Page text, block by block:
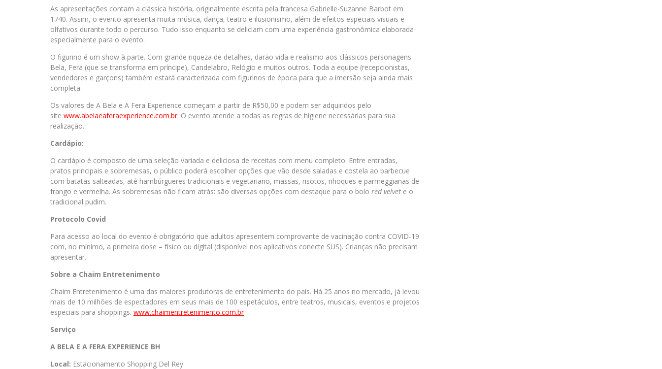
As apresentações contam a clássica história, originalmente escrita pela francesa Gabrielle-Suzanne Barbot em
1740. Assim, o evento apresenta muita música, dança, teatro e ilusionismo, além de efeitos especiais visuais e
olfativos durante todo o percurso. Tudo isso enquanto se deliciam com uma experiência gastronômica elaborada
especialmente para o evento.
O figurino é um show à parte. Com grande riqueza de detalhes, darão vida e realismo aos clássicos personagens
Bela, Fera (que se transforma em príncipe), Candelabro, Relógio e muitos outros. Toda a equipe (recepcionistas,
vendedores e garçons) também estará caracterizada com figurinos de época para que a imersão seja ainda mais
completa.
Os valores de A Bela e A Fera Experience começam a partir de R$50,00 e podem ser adquiridos pelo
site www.abelaeaferaexperience.com.br. O evento atende a todas as regras de higiene necessárias para sua
realização.
Cardápio:
O cardápio é composto de uma seleção variada e deliciosa de receitas com menu completo. Entre entradas,
pratos principais e sobremesas, o público poderá escolher opções que vão desde saladas e costela ao barbecue
com batatas salteadas, até hambúrgueres tradicionais e vegetariano, massas, risotos, nhoques e parmeggianas de
frango e vermelha. As sobremesas não ficam atrás: são diversas opções com destaque para o bolo red velvet e o
tradicional pudim.
Protocolo Covid
Para acesso ao local do evento é obrigatório que adultos apresentem comprovante de vacinação contra COVID-19
com, no mínimo, a primeira dose – físico ou digital (disponível nos aplicativos conecte SUS). Crianças não precisam
apresentar.
Sobre a Chaim Entretenimento
Chaim Entretenimento é uma das maiores produtoras de entretenimento do país. Há 25 anos no mercado, já levou
mais de 10 milhões de espectadores em seus mais de 100 espetáculos, entre teatros, musicais, eventos e projetos
especiais para shoppings. www.chaimentretenimento.com.br
Serviço
A BELA E A FERA EXPERIENCE BH
Local: Estacionamento Shopping Del Rey